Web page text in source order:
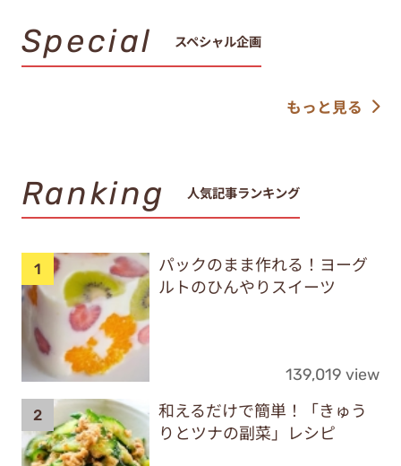
Special スペシャル企画
もっと見る
Ranking 人気記事ランキング
パックのまま作れる！ヨーグ
ルトのひんやりスイーツ
139,019 view
和えるだけで簡単！「きゅう
りとツナの副菜」レシピ